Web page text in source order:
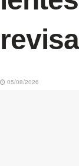
05/08/2026